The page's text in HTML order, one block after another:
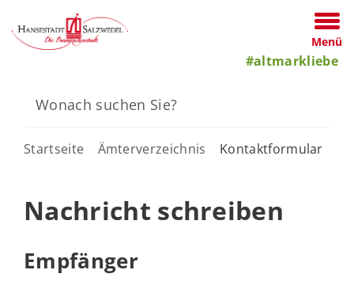
Menü
#altmarkliebe
Startseite Ämterverzeichnis Kontaktformular
Nachricht schreiben
Empfänger